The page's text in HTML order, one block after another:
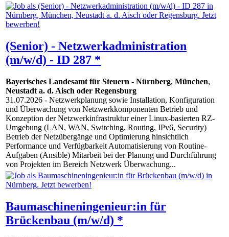
(Senior) - Netzwerkadministration
(m/w/d) - ID 287 *
Bayerisches Landesamt für Steuern - Nürnberg, München,
Neustadt a. d. Aisch oder Regensburg
31.07.2026 - Netzwerkplanung sowie Installation, Konfiguration
und Überwachung von Netzwerkkomponenten Betrieb und
Konzeption der Netzwerkinfrastruktur einer Linux-basierten RZ-
Umgebung (LAN, WAN, Switching, Routing, IPv6, Security)
Betrieb der Netzübergänge und Optimierung hinsichtlich
Performance und Verfügbarkeit Automatisierung von Routine-
Aufgaben (Ansible) Mitarbeit bei der Planung und Durchführung
von Projekten im Bereich Netzwerk Überwachung...
Baumaschineningenieur:in für
Brückenbau (m/w/d) *